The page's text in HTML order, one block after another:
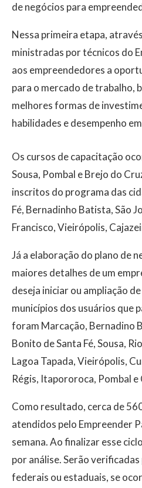
de negócios para
Nessa primeira etapa,
ministradas por técnicos do
aos empreendedores a
para o mercado de trabalho,
melhores formas de
habilidades e desempenho
Os cursos de capacitação
Sousa, Pombal e Brejo do
inscritos do programa das
Fé, Bernadinho Batista, São
Francisco, Vieirópolis,
Já a elaboração do plano de
maiores detalhes de um
deseja iniciar ou ampliação
municípios dos usuários que
foram Marcação, Bernadino
Bonito de Santa Fé, Sousa,
Lagoa Tapada, Vieirópolis,
Régis, Itapororoca, Pombal e
Como resultado, cerca de
atendidos pelo Empreender
semana. Ao finalizar esse
por análise. Serão
federais ou estaduais, se